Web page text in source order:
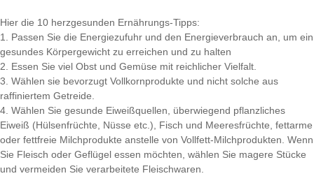
Hier die 10 herzgesunden Ernährungs-Tipps:
1. Passen Sie die Energiezufuhr und den Energieverbrauch an, um ein
gesundes Körpergewicht zu erreichen und zu halten
2. Essen Sie viel Obst und Gemüse mit reichlicher Vielfalt.
3. Wählen sie bevorzugt Vollkornprodukte und nicht solche aus
raffiniertem Getreide.
4. Wählen Sie gesunde Eiweißquellen, überwiegend pflanzliches
Eiweiß (Hülsenfrüchte, Nüsse etc.), Fisch und Meeresfrüchte, fettarme
oder fettfreie Milchprodukte anstelle von Vollfett-Milchprodukten. Wenn
Sie Fleisch oder Geflügel essen möchten, wählen Sie magere Stücke
und vermeiden Sie verarbeitete Fleischwaren.